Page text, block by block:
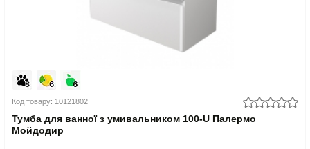
Код товару: 10121802
Тумба для ванної з умивальником 100-U Палермо
Мойдодир